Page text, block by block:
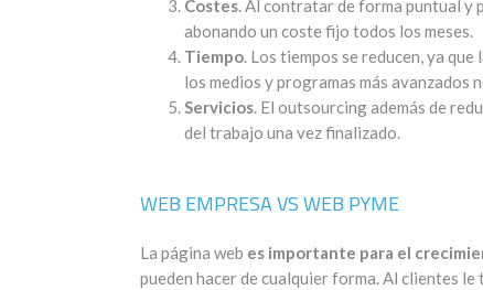
Costes. Al contratar de forma puntual y
abonando un coste fijo todos los meses.
Tiempo. Los tiempos se reducen, ya
los medios y programas más avanzados
Servicios. El outsourcing además de
del trabajo una vez finalizado.
WEB EMPRESA VS WEB PYME
La página web es importante para el
pueden hacer de cualquier forma. Al clientes